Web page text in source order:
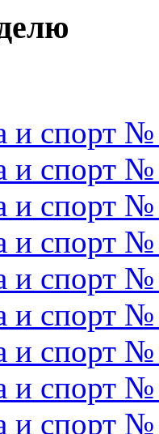
и спорт
и спорт
и спорт
и спорт
и спорт
и спорт
и спорт
и спорт
и спорт